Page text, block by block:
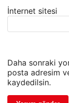
İnternet sitesi
Daha sonraki
posta adresim
kaydedilsin.